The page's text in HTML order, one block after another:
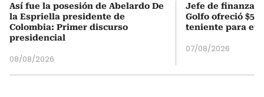
Así fue la posesión de Abelardo De
la Espriella presidente de
Colombia: Primer discurso
presidencial
08/08/2026
Jefe de finanzas
Golfo ofreció
teniente para
07/08/2026